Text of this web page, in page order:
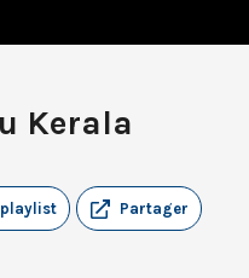
Kerala
Partager